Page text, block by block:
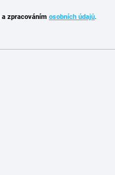
a zpracováním osobních údajů.